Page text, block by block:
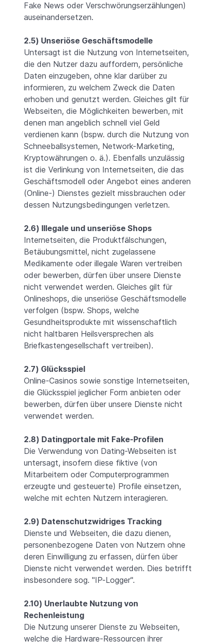
Fake News oder Verschwörungserzählungen)
auseinandersetzen.
2.5) Unseriöse Geschäftsmodelle
Untersagt ist die Nutzung von Internetseiten,
die den Nutzer dazu auffordern, persönliche
Daten einzugeben, ohne klar darüber zu
informieren, zu welchem Zweck die Daten
erhoben und genutzt werden. Gleiches gilt für
Webseiten, die Möglichkeiten bewerben, mit
denen man angeblich schnell viel Geld
verdienen kann (bspw. durch die Nutzung von
Schneeballsystemen, Network-Marketing,
Kryptowährungen o. ä.). Ebenfalls unzulässig
ist die Verlinkung von Internetseiten, die das
Geschäftsmodell oder Angebot eines anderen
(Online-) Dienstes gezielt missbrauchen oder
dessen Nutzungsbedingungen verletzen.
2.6) Illegale und unseriöse Shops
Internetseiten, die Produktfälschungen,
Betäubungsmittel, nicht zugelassene
Medikamente oder illegale Waren vertreiben
oder bewerben, dürfen über unsere Dienste
nicht verwendet werden. Gleiches gilt für
Onlineshops, die unseriöse Geschäftsmodelle
verfolgen (bspw. Shops, welche
Gesundheitsprodukte mit wissenschaftlich
nicht haltbaren Heilsversprechen als
Briefkastengesellschaft vertreiben).
2.7) Glücksspiel
Online-Casinos sowie sonstige Internetseiten,
die Glücksspiel jeglicher Form anbieten oder
bewerben, dürfen über unsere Dienste nicht
verwendet werden.
2.8) Datingportale mit Fake-Profilen
Die Verwendung von Dating-Webseiten ist
untersagt, insofern diese fiktive (von
Mitarbeitern oder Computerprogrammen
erzeugte und gesteuerte) Profile einsetzen,
welche mit echten Nutzern interagieren.
2.9) Datenschutzwidriges Tracking
Dienste und Webseiten, die dazu dienen,
personenbezogene Daten von Nutzern ohne
deren Einwilligung zu erfassen, dürfen über
Dienste nicht verwendet werden. Dies betrifft
insbesondere sog. "IP-Logger".
2.10) Unerlaubte Nutzung von
Rechenleistung
Die Nutzung unserer Dienste zu Webseiten,
welche die Hardware-Ressourcen ihrer